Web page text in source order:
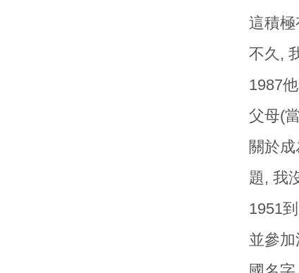
這積極
不久,
1987
父母(
關於
題, 我
1951
並參